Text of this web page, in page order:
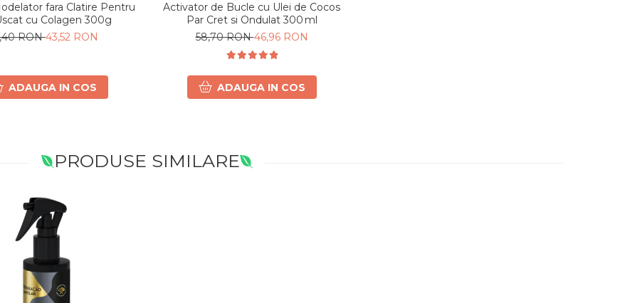
fara Clatire Pentru
cu Colagen 300g
RON43,52 RON
ADAUGA IN COS
Activator de Bucle cu Ulei de Cocos
Par Cret si Ondulat 300 ml
58,70 RON46,96 RON
ADAUGA IN COS
PRODUSE SIMILARE